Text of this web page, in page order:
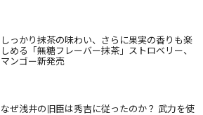
しっかり抹茶の味わい、さらに果実の香りも楽
しめる「無糖フレーバー抹茶」ストロベリー、
マンゴー新発売
なぜ浅井の旧臣は秀吉に従ったのか？ 武力を使